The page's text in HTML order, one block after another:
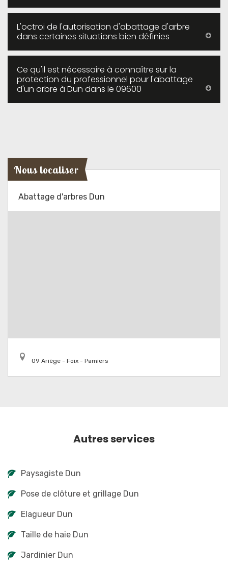
L'octroi de l'autorisation d'abattage d'arbre
dans certaines situations bien définies
Ce qu'il est nécessaire à connaître sur la
protection du professionnel pour l'abattage
d'un arbre à Dun dans le 09600
Nous localiser
Abattage d'arbres Dun
09 Ariège - Foix - Pamiers
Autres services
Paysagiste Dun
Pose de clôture et grillage Dun
Elagueur Dun
Taille de haie Dun
Jardinier Dun